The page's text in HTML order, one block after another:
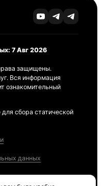
7 Авг 2026
защищены.
Вся информация
ознакомительный
сбора статической
данных